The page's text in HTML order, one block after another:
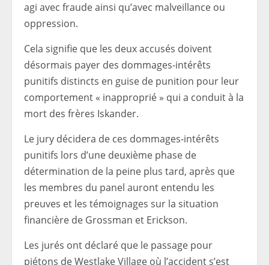
agi avec fraude ainsi qu’avec malveillance ou
oppression.
Cela signifie que les deux accusés doivent
désormais payer des dommages-intérêts
punitifs distincts en guise de punition pour leur
comportement « inapproprié » qui a conduit à la
mort des frères Iskander.
Le jury décidera de ces dommages-intérêts
punitifs lors d’une deuxième phase de
détermination de la peine plus tard, après que
les membres du panel auront entendu les
preuves et les témoignages sur la situation
financière de Grossman et Erickson.
Les jurés ont déclaré que le passage pour
piétons de Westlake Village où l’accident s’est